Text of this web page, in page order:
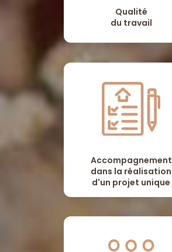
Qualité
du travail
Accompagnement
dans la réalisation
d'un projet unique